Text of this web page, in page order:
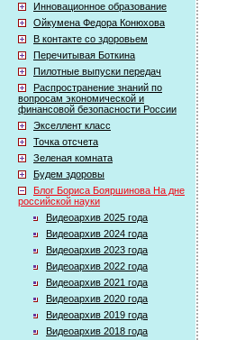
Инновационное образование
Ойкумена Федора Конюхова
В контакте со здоровьем
Перечитывая Боткина
Пилотные выпуски передач
Распространение знаний по
вопросам экономической и
финансовой безопасности России
Экселлент класс
Точка отсчета
Зеленая комната
Будем здоровы
Блог Бориса Бояршинова На дне
российской науки
Видеоархив 2025 года
Видеоархив 2024 года
Видеоархив 2023 года
Видеоархив 2022 года
Видеоархив 2021 года
Видеоархив 2020 года
Видеоархив 2019 года
Видеоархив 2018 года